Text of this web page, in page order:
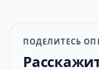
ПОДЕЛИТЕСЬ